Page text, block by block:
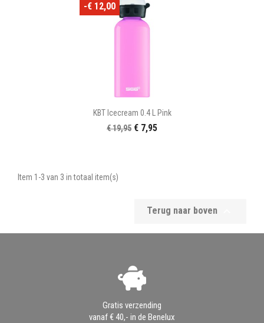
KBT Icecream 0.4 L Pink
€ 19,95 € 7,95
-€ 12,00
Item 1-3 van 3 in totaal item(s)
Terug naar boven
Gratis verzending
vanaf € 40,- in de Benelux